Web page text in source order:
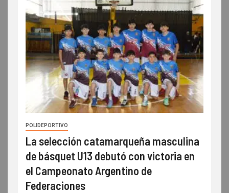
POLIDEPORTIVO
La selección catamarqueña masculina
de básquet U13 debutó con victoria en
el Campeonato Argentino de
Federaciones